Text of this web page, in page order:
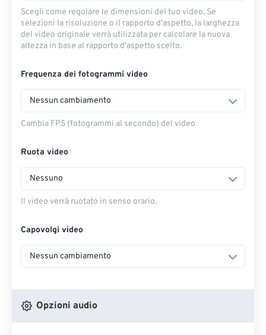
Scegli come regolare le dimensioni del tuo video. Se
selezioni la risoluzione o il rapporto d'aspetto, la larghezza
del video originale verrà utilizzata per calcolare la nuova
altezza in base al rapporto d'aspetto scelto.
Frequenza dei fotogrammi video
Nessun cambiamento
Cambia FPS (fotogrammi al secondo) del video
Ruota video
Nessuno
Il video verrà ruotato in senso orario.
Capovolgi video
Nessun cambiamento
Opzioni audio